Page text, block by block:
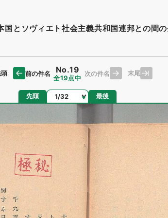
とソヴィエト社会主義共和国連邦との間
前の件名 No.19
全19点中
次の件名 末尾
先頭 ページ 最後